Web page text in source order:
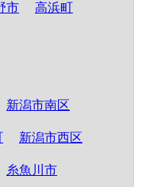
市 高浜町
新潟市南区
新潟市西区
糸魚川市